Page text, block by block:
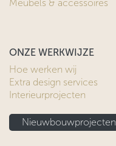
Meubels & accessoires
ONZE WERKWIJZE
Hoe werken wij
Extra design services
Interieurprojecten
Nieuwbouwprojecten